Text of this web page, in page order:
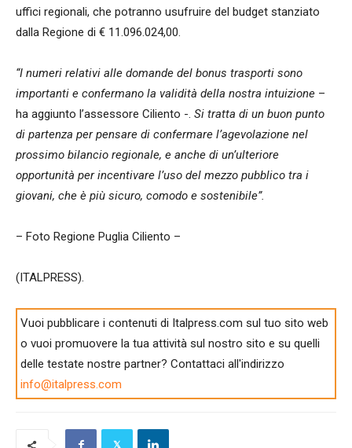
uffici regionali, che potranno usufruire del budget stanziato
dalla Regione di € 11.096.024,00.
“I numeri relativi alle domande del bonus trasporti sono
importanti e confermano la validità della nostra intuizione –
ha aggiunto l’assessore Ciliento -. Si tratta di un buon punto
di partenza per pensare di confermare l’agevolazione nel
prossimo bilancio regionale, e anche di un’ulteriore
opportunità per incentivare l’uso del mezzo pubblico tra i
giovani, che è più sicuro, comodo e sostenibile”.
– Foto Regione Puglia Ciliento –
(ITALPRESS).
Vuoi pubblicare i contenuti di Italpress.com sul tuo sito web
o vuoi promuovere la tua attività sul nostro sito e su quelli
delle testate nostre partner? Contattaci all'indirizzo
info@italpress.com